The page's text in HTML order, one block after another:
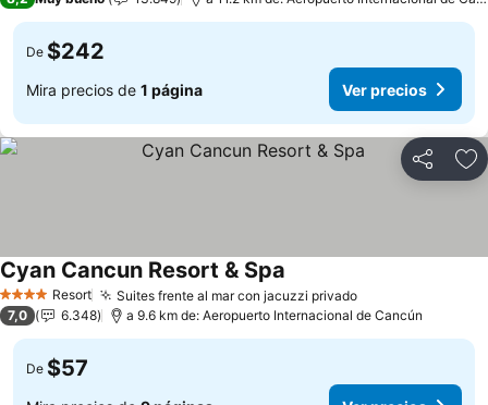
De $242
Mira precios de 1 página Ver precios
Compartir
4 EstrellasResort Suites frente al mar con jacuzzi privadoVer precios
Cyan Cancun Resort & Spa
7,0 6.348 a 9.6 km de: Aeropuerto Internacional de Cancún
De $57